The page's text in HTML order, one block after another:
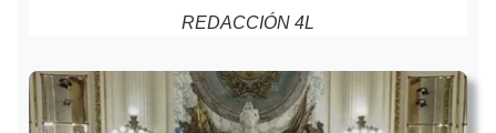
REDACCIÓN 4L